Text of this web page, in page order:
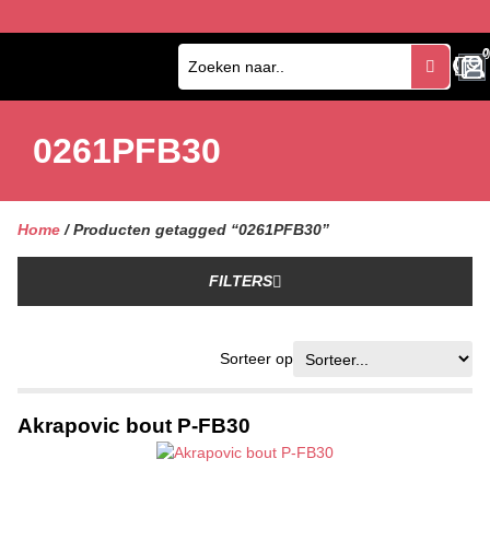
0
0
0261PFB30
Home / Producten getagged “0261PFB30”
FILTERS
Sorteer op
Akrapovic bout P-FB30